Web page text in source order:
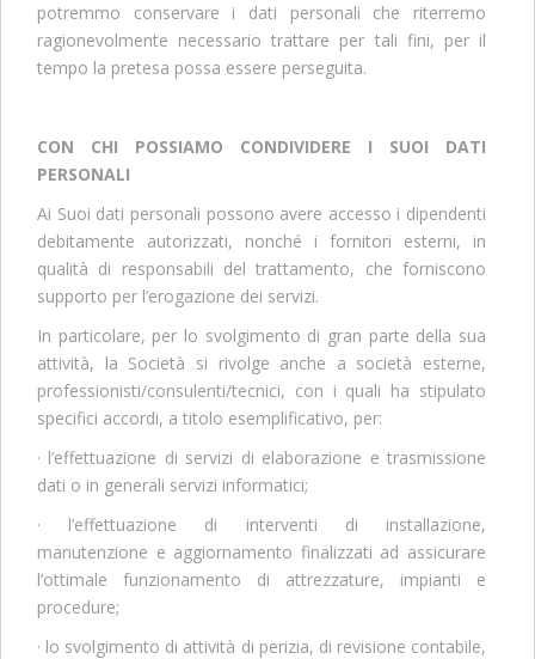
potremmo conservare i dati personali che riterremo
ragionevolmente necessario trattare per tali fini, per il
tempo la pretesa possa essere perseguita.
CON CHI POSSIAMO CONDIVIDERE I SUOI DATI
PERSONALI
Ai Suoi dati personali possono avere accesso i dipendenti
debitamente autorizzati, nonché i fornitori esterni, in
qualità di responsabili del trattamento, che forniscono
supporto per l’erogazione dei servizi.
In particolare, per lo svolgimento di gran parte della sua
attività, la Società si rivolge anche a società esterne,
professionisti/consulenti/tecnici, con i quali ha stipulato
specifici accordi, a titolo esemplificativo, per:
· l’effettuazione di servizi di elaborazione e trasmissione
dati o in generali servizi informatici;
· l’effettuazione di interventi di installazione,
manutenzione e aggiornamento finalizzati ad assicurare
l’ottimale funzionamento di attrezzature, impianti e
procedure;
· lo svolgimento di attività di perizia, di revisione contabile,